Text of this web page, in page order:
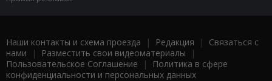
Наши контакты и схема проезда | Редакция | Связаться с
нами | Разместить свои видеоматериалы |
Пользовательское Соглашение |
Политика в сфере
конфиденциальности и персональных данных